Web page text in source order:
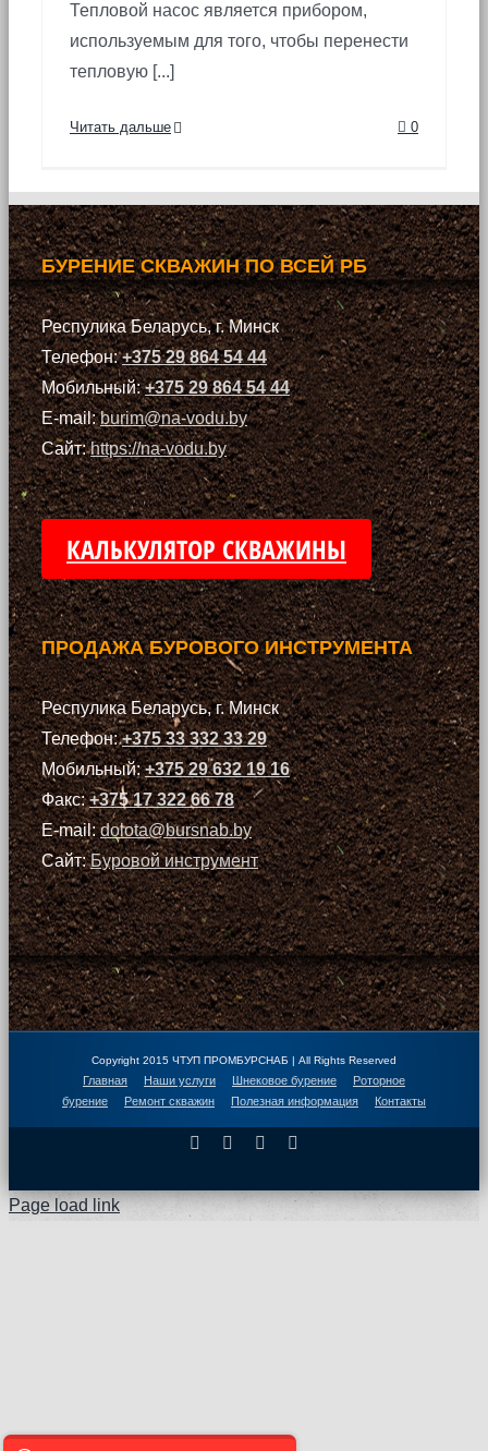
Тепловой насос является прибором,
используемым для того, чтобы перенести
тепловую [...]
Читать дальше 0
БУРЕНИЕ СКВАЖИН ПО ВСЕЙ РБ
Респулика Беларусь, г. Минск
Телефон:+375 29 864 54 44
Мобильный:+375 29 864 54 44
E-mail:burim@na-vodu.by
Сайт:https://na-vodu.by
КАЛЬКУЛЯТОР СКВАЖИНЫ
ПРОДАЖА БУРОВОГО ИНСТРУМЕНТА
Респулика Беларусь, г. Минск
Телефон:+375 33 332 33 29
Мобильный:+375 29 632 19 16
Факс:+375 17 322 66 78
E-mail:dolota@bursnab.by
Сайт:Буровой инструмент
Copyright 2015 ЧТУП ПРОМБУРСНАБ | All Rights Reserved
Главная Наши услуги Шнековое бурение
Роторное
бурение
Ремонт скважин Полезная информация Контакты
Facebook Instagram
Page load link